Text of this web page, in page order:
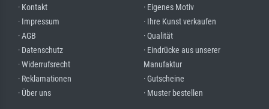
· Kontakt
· Impressum
· AGB
· Datenschutz
· Widerrufsrecht
· Reklamationen
· Über uns
· Eigenes Motiv
· Ihre Kunst verkaufen
· Qualität
· Eindrücke aus unserer
Manufaktur
· Gutscheine
· Muster bestellen